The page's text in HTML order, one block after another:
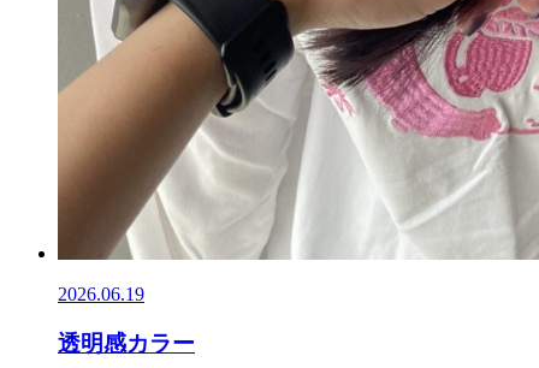
2026.06.19
透明感カラー